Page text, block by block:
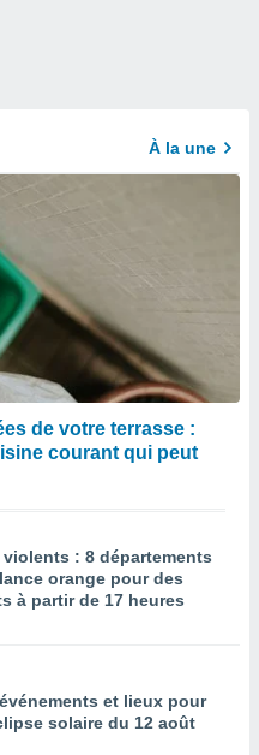
À la une
de votre terrasse :
courant qui peut
: 8 départements
orange pour des
à partir de 17 heures
et lieux pour
solaire du 12 août